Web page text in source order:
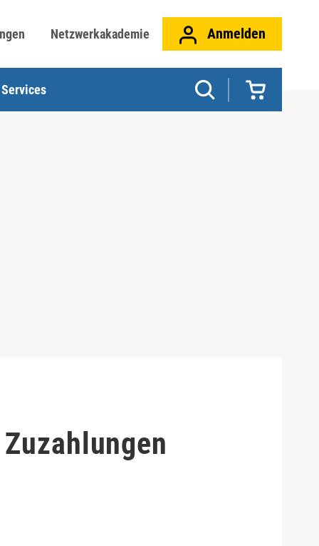
Netzwerkakademie Anmelden
Services